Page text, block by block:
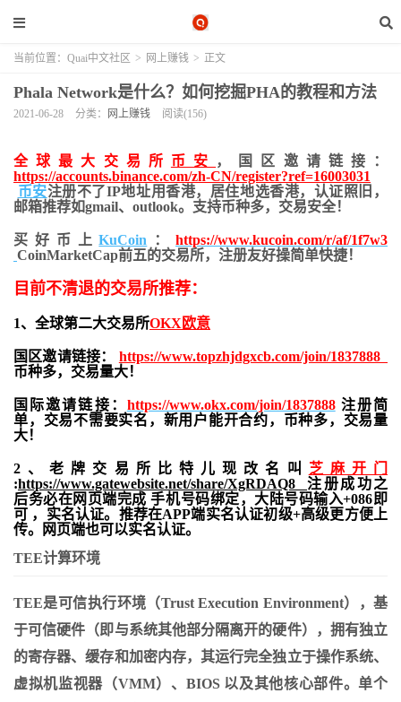
当前位置： Quai中文社区 > 网上赚钱 > 正文
Phala Network是什么？如何挖掘PHA的教程和方法
2021-06-28 分类： 网上赚钱 阅读(156)
全球最大交易所 币安
，国区邀请链接：
https://accounts.binance.com/zh-CN/register?ref=16003031
币安注册不了IP地址用香港，居住地选香港，认证照旧，
邮箱推荐如gmail、outlook。支持币种多，交易安全！
买好币上KuCoin ：https://www.kucoin.com/r/af/1f7w3
CoinMarketCap前五的交易所，注册友好操简单快捷！
目前不清退的交易所推荐：
1、全球第二大交易所OKX欧意
国区邀请链接： https://www.topzhjdgxcb.com/join/1837888
币种多，交易量大！
国际邀请链接： https://www.okx.com/join/1837888注册简
单，交易不需要实名，新用户能开合约， 币种多，交易量
大！
2、老牌交易所比特儿现改名叫 芝麻开门
:https://www.gatewebsite.net/share/XgRDAQ8 注册成功之
后务必在网页端完成 手机号码绑定，大陆号码输入+086即
可 ，实名认证。推荐在APP端实名认证初级+高级更方便上
传。网页端也可以实名认证。
TEE计算环境
TEE是可信执行环境（Trust Execution Environment），基
于可信硬件（即与系统其他部分隔离开的硬件），拥有独立
的寄存器、缓存和加密内存，其运行完全独立于操作系统、
虚拟机监视器（VMM）、BIOS 以及其他核心部件。单个